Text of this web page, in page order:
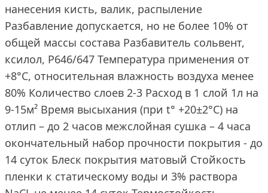
нанесения кисть, валик, распыление
Разбавление допускается, но не более 10% от
общей массы состава Разбавитель сольвент,
ксилол, Р646/647 Температура применения от
+8°С, относительная влажность воздуха менее
80% Количество слоев 2-3 Расход в 1 слой 1л на
9-15м² Время высыхания (при t° +20±2°C) на
отлип – до 2 часов межслойная сушка – 4 часа
окончательный набор прочности покрытия - до
14 суток Блеск покрытия матовый Стойкость
пленки к статическому воды и 3% раствора